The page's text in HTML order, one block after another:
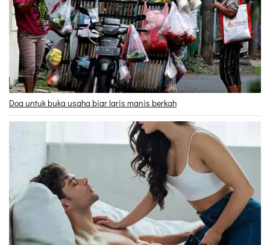
Doa untuk buka usaha biar laris manis berkah